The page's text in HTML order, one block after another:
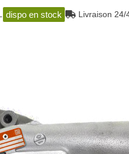
dispo en stock Livraison 24/